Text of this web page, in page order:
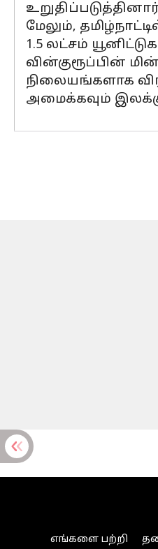
மேலும்,
1.5 லட்சம்
வின்குரூப்பின்
நிலையங்களாக
அமைக்கவும்
எங்களை பற்றி